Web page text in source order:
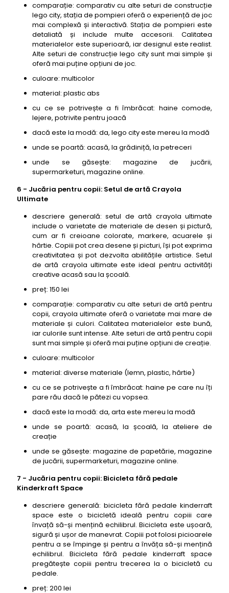
comparație: comparativ cu alte seturi de construcție
lego city, stația de pompieri oferă o experiență de joc
mai complexă și interactivă. Stația de pompieri este
detaliată și include multe accesorii. Calitatea
materialelor este superioară, iar designul este realist.
Alte seturi de construcție lego city sunt mai simple și
oferă mai puține opțiuni de joc.
culoare: multicolor
material: plastic abs
cu ce se potrivește a fi îmbrăcat: haine comode,
lejere, potrivite pentru joacă
dacă este la modă: da, lego city este mereu la modă
unde se poartă: acasă, la grădiniță, la petreceri
unde se găsește: magazine de jucării,
supermarketuri, magazine online.
6 - Jucăria pentru copii: Setul de artă Crayola
Ultimate
descriere generală: setul de artă crayola ultimate
include o varietate de materiale de desen și pictură,
cum ar fi creioane colorate, markere, acuarele și
hârtie. Copiii pot crea desene și picturi, își pot exprima
creativitatea și pot dezvolta abilitățile artistice. Setul
de artă crayola ultimate este ideal pentru activități
creative acasă sau la școală.
preț: 150 lei
comparație: comparativ cu alte seturi de artă pentru
copii, crayola ultimate oferă o varietate mai mare de
materiale și culori. Calitatea materialelor este bună,
iar culorile sunt intense. Alte seturi de artă pentru copii
sunt mai simple și oferă mai puține opțiuni de creație.
culoare: multicolor
material: diverse materiale (lemn, plastic, hârtie)
cu ce se potrivește a fi îmbrăcat: haine pe care nu îți
pare rău dacă le pătezi cu vopsea.
dacă este la modă: da, arta este mereu la modă
unde se poartă: acasă, la școală, la ateliere de
creație
unde se găsește: magazine de papetărie, magazine
de jucării, supermarketuri, magazine online.
7 - Jucăria pentru copii: Bicicleta fără pedale
Kinderkraft Space
descriere generală: bicicleta fără pedale kinderraft
space este o bicicletă ideală pentru copiii care
învață să-și mențină echilibrul. Bicicleta este ușoară,
sigură și ușor de manevrat. Copiii pot folosi picioarele
pentru a se împinge și pentru a învăța să-și mențină
echilibrul. Bicicleta fără pedale kinderraft space
pregătește copiii pentru trecerea la o bicicletă cu
pedale.
preț: 200 lei